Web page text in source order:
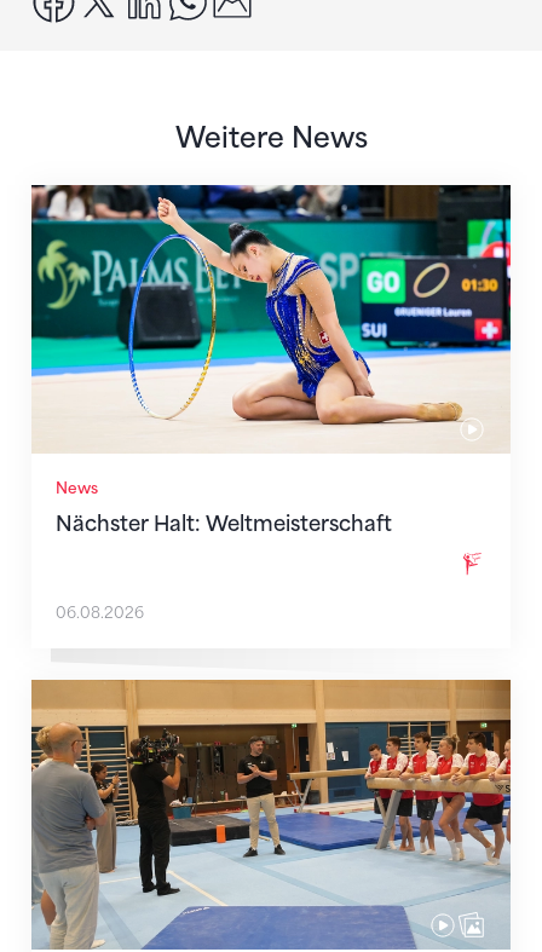
Weitere News
News
Nächster Halt: Weltmeisterschaft
Nächster Halt: Weltmeisterschaft
06.08.2026
Mit klaren Zielen nach Zagreb